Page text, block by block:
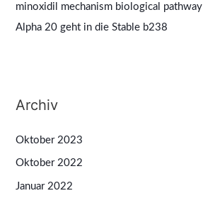
minoxidil mechanism biological pathway
Alpha 20 geht in die Stable b238
Archiv
Oktober 2023
Oktober 2022
Januar 2022